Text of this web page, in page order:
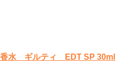
水 ギルティ EDT SP 30ml